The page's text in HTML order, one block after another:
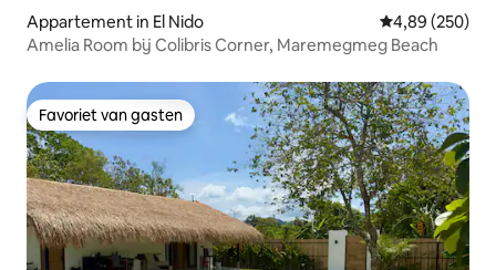
Appartement in El Nido Gemiddelde
4,89 (250)
Amelia Room bij Colibris Corner, Maremegmeg Beach
Favoriet van gasten
Favoriet van gasten